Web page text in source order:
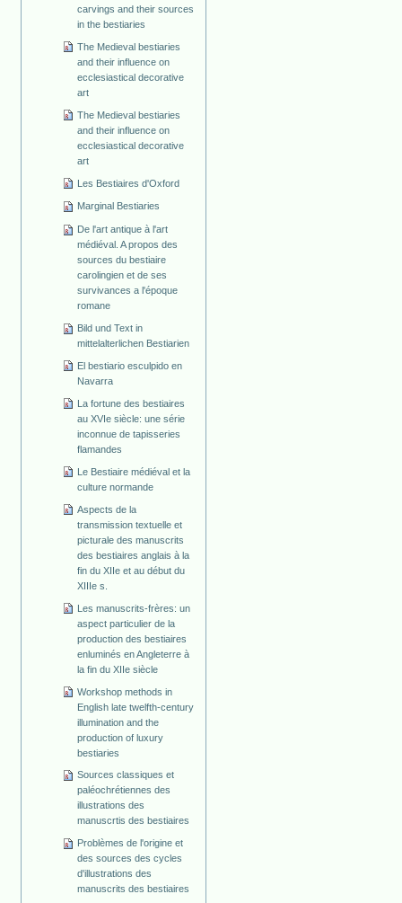
carvings and their sources
in the bestiaries
The Medieval bestiaries
and their influence on
ecclesiastical decorative
art
The Medieval bestiaries
and their influence on
ecclesiastical decorative
art
Les Bestiaires d'Oxford
Marginal Bestiaries
De l'art antique à l'art
médiéval. A propos des
sources du bestiaire
carolingien et de ses
survivances a l'époque
romane
Bild und Text in
mittelalterlichen Bestiarien
El bestiario esculpido en
Navarra
La fortune des bestiaires
au XVIe siècle: une série
inconnue de tapisseries
flamandes
Le Bestiaire médiéval et la
culture normande
Aspects de la
transmission textuelle et
picturale des manuscrits
des bestiaires anglais à la
fin du XIIe et au début du
XIIIe s.
Les manuscrits-frères: un
aspect particulier de la
production des bestiaires
enluminés en Angleterre à
la fin du XIIe siècle
Workshop methods in
English late twelfth-century
illumination and the
production of luxury
bestiaries
Sources classiques et
paléochrétiennes des
illustrations des
manuscrtis des bestiaires
Problèmes de l'origine et
des sources des cycles
d'illustrations des
manuscrits des bestiaires